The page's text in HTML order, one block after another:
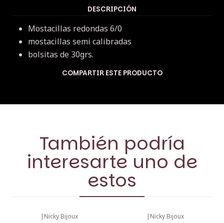
DESCRIPCIÓN
Mostacillas redondas 6/0
mostacillas semi calibradas
bolsitas de 30grs.
COMPARTIR ESTE PRODUCTO
También podría
interesarte uno de
estos
| Nicky Bijoux | Nicky Bijoux